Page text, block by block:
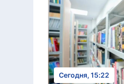
Сегодня, 15:22